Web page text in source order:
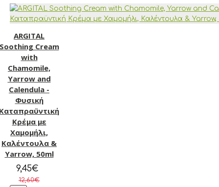
ARGITAL
Cream
with
Chamomile,
Yarrow and
Calendula -
Φυσική
Κρέμα με
Χαμομήλι,
Καλέντουλα &
Yarrow, 50ml
9,45€
12,60€